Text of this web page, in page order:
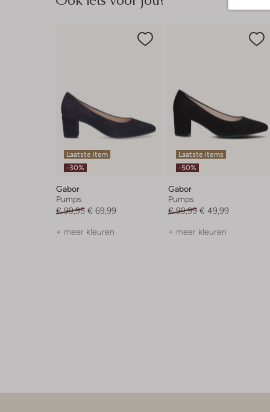
Laatste item
-30%
Gabor
Pumps
€ 99,95 € 69,99
+ meer kleuren
Laatste items
-50%
Gabor
Pumps
€ 99,99 € 49,99
+ meer kleuren